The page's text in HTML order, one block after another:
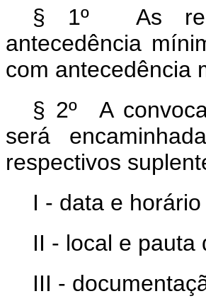
§ 1º As
antecedência
com antecedência
§ 2º A
será
respectivos
I - data e
II - local e pauta
III -